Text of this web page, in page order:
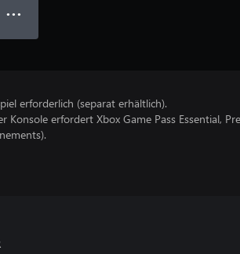
● ● ●
erforderlich (separat erhältlich).
Konsole erfordert Xbox Game Pass Essential,